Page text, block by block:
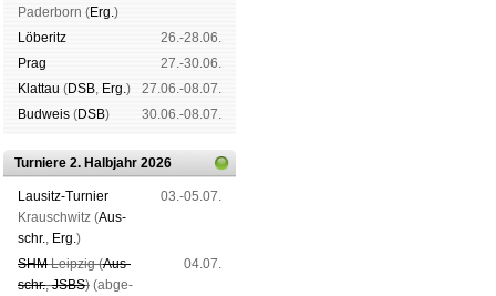
Pader­born (Erg.)
Lö­be­ritz
26.-28.06.
Prag
27.-30.06.
Klat­tau (DSB, Erg.)
27.06.-08.07.
Bud­weis (DSB) 30.06.-08.07.
Turniere 2. Halbjahr 2026
Lau­sitz-Tur­nier
Krausch­witz (Aus­
schr., Erg.)
03.-05.07.
SHMLeip­zig (Aus­
schr.,JSBS) (ab­ge­
04.07.